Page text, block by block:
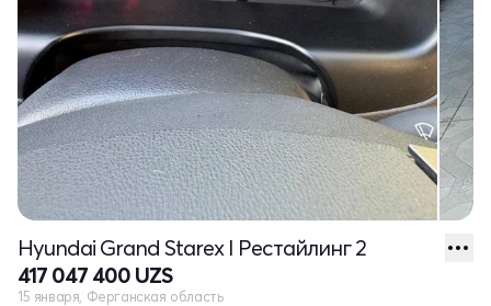
Hyundai Grand Starex I Рестайлинг 2
417 047 400 UZS
15 января, Ферганская область